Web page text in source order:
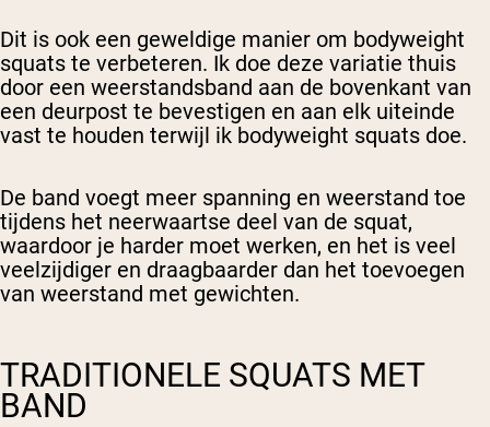
Dit is ook een geweldige manier om bodyweight
squats te verbeteren. Ik doe deze variatie thuis
door een weerstandsband aan de bovenkant van
een deurpost te bevestigen en aan elk uiteinde
vast te houden terwijl ik bodyweight squats doe.
De band voegt meer spanning en weerstand toe
tijdens het neerwaartse deel van de squat,
waardoor je harder moet werken, en het is veel
veelzijdiger en draagbaarder dan het toevoegen
van weerstand met gewichten.
TRADITIONELE SQUATS MET
BAND